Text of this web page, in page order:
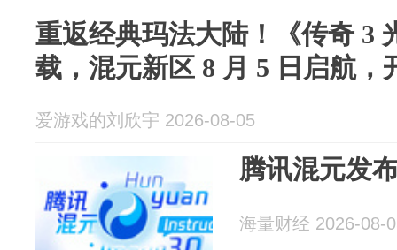
重返经典玛法大陆！《传奇 3
载，混元新区 8 月 5 日启航，
爱游戏的刘欣宇 2026-08-05
腾讯混元发
海量财经 2026-08-